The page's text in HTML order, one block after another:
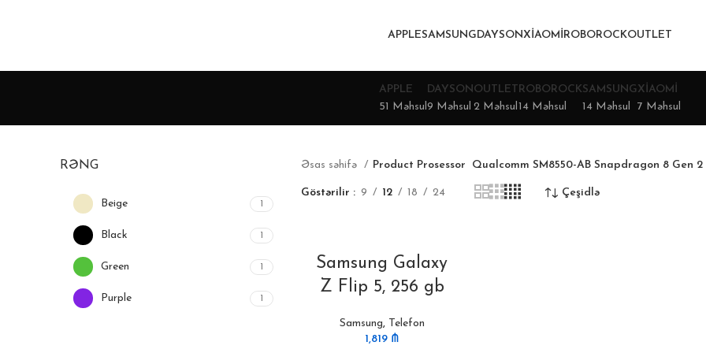
APPLESAMSUNGDAYSONXIAOMIROBOROCKOUTLET
APPLE
51 Məhsul
DAYSON
9 Məhsul
OUTLET
2 Məhsul
ROBOROCK
14 Məhsul
SAMSUNG
14 Məhsul
XIAOMI
7 Məhsul
RƏNG
Beige 1
Black 1
Green 1
Purple 1
Əsas səhifə Product Prosessor Qualcomm SM8550-AB Snapdragon 8 Gen 2
Göstərilir 9 12 18 24 Çeşidlə
Samsung Galaxy
Z Flip 5, 256 gb
Samsung, Telefon
1,819 ₼